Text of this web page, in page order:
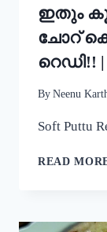
ഇതും
ചോറ്
റെഡി!! |
By Neenu
Soft Puttu
READ